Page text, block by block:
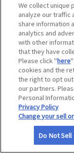
ＯＲＤＥＲ Ｂ
ＯＲＤＥＲ Ｂ
紳士服のザザホ
紳士服のザザホ
紳士服の山下
We collect unique
analyze our traffic
share information
analytics and
with other
that they have
Please click "here
cookies and the
the right to opt
our partners.
Personal
Privacy Policy
Change your sell
Do Not